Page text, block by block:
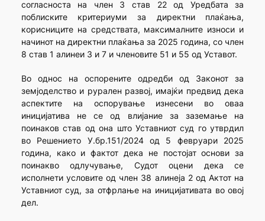
согласноста на член 3 став 22 од Уредбата за
поблиските критериуми за директни плаќања,
корисниците на средствата, максималните износи и
начинот на директни плаќања за 2025 година, со член
8 став 1 алинеи 3 и 7 и членовите 51 и 55 од Уставот.
Во однос на оспорените одредби од Законот за
земјоделство и рурален развој, имајќи предвид дека
аспектите на оспорување изнесени во оваа
иницијатива не се од влијание за заземање на
поинаков став од она што Уставниот суд го утврдил
во Решението У.бр.151/2024 од 5 февруари 2025
година, како и фактот дека не постојат основи за
поинакво одлучување, Судот оцени дека се
исполнети условите од член 38 алинеја 2 од Актот на
Уставниот суд, за отфрлање на иницијативата во овој
дел.